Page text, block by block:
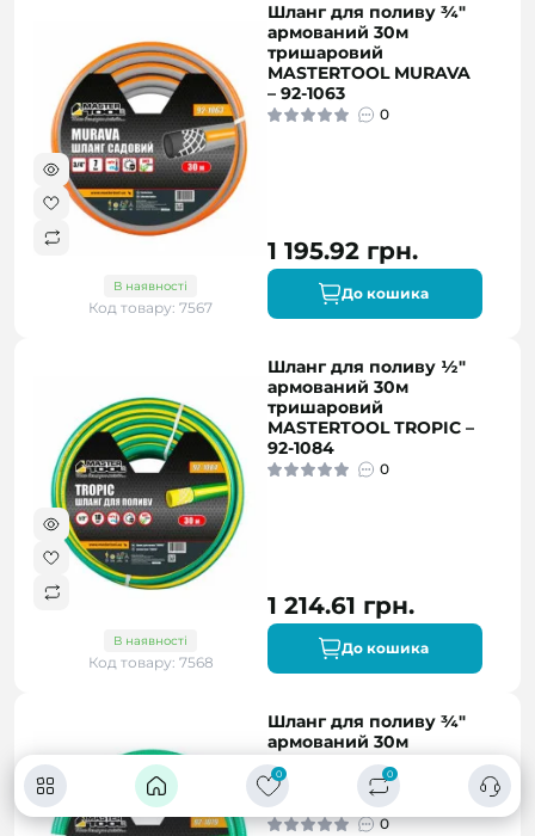
0 0
В наявності
Код товару: 7567
Шланг для поливу ¾"
армований 30м
тришаровий
MASTERTOOL MURAVA
– 92-1063
0
1 195.92 грн.
До кошика
В наявності
Код товару: 7568
Шланг для поливу ½"
армований 30м
тришаровий
MASTERTOOL TROPIC –
92-1084
0
1 214.61 грн.
До кошика
Шланг для поливу ¾"
армований 30м
тришаровий
MASTERTOOL TROPIC –
92-1079
0